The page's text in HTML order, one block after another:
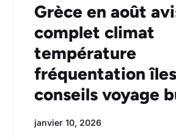
Grèce en août
complet climat
température
fréquentation îles
conseils voyage
janvier 10, 2026